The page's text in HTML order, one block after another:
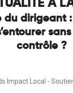
À
du dirigeant
contrôle ?
Impact Local -